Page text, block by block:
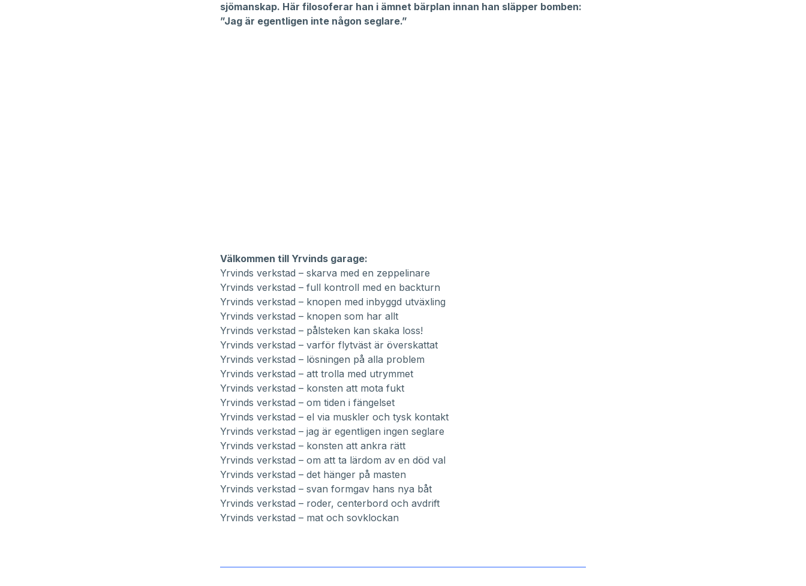
sjömanskap. Här filosoferar han i ämnet bärplan innan han släpper bomben:
”Jag är egentligen inte någon seglare.”
Välkommen till Yrvinds garage:
Yrvinds verkstad – skarva med en zeppelinare
Yrvinds verkstad – full kontroll med en backturn
Yrvinds verkstad – knopen med inbyggd utväxling
Yrvinds verkstad – knopen som har allt
Yrvinds verkstad – pålsteken kan skaka loss!
Yrvinds verkstad – varför flytväst är överskattat
Yrvinds verkstad – lösningen på alla problem
Yrvinds verkstad – att trolla med utrymmet
Yrvinds verkstad – konsten att mota fukt
Yrvinds verkstad – om tiden i fängelset
Yrvinds verkstad – el via muskler och tysk kontakt
Yrvinds verkstad – jag är egentligen ingen seglare
Yrvinds verkstad – konsten att ankra rätt
Yrvinds verkstad – om att ta lärdom av en död val
Yrvinds verkstad – det hänger på masten
Yrvinds verkstad – svan formgav hans nya båt
Yrvinds verkstad – roder, centerbord och avdrift
Yrvinds verkstad – mat och sovklockan